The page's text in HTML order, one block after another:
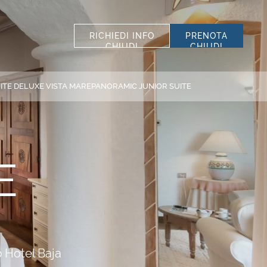
RICHIEDI INFO
CHIUDI
PRENOTA
CHIUDI
COGNOME*
TELEFONO
SELEZIONA STRUTTURA
TUTTE LE STRUTTURE
SISTEMAZIONE
CODICE SCONTO
DELUXE VISTA MAREPANORAMIC JUNIOR SUITE
SCOPRI I NOSTRI
HOTEL
Hotel La Bisaccia
Grand Relais dei Nuraghi
Residence I Cormorani Alti
Hotel Baja